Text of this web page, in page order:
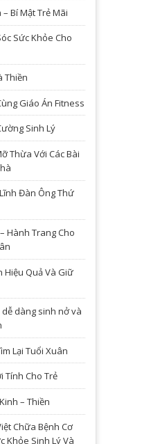
Bí Mật Trẻ Mãi
Sức Khỏe Cho
Thiền
Giáo Án Fitness
Sinh Lý
Thừa Với Các Bài
Đàn Ông Thứ
Hành Trang Cho
Hiệu Quả Và Giữ
dàng sinh nở và
Lại Tuổi Xuân
Tính Cho Trẻ
– Thiền
Chữa Bệnh Cơ
Khỏe Sinh Lý Và